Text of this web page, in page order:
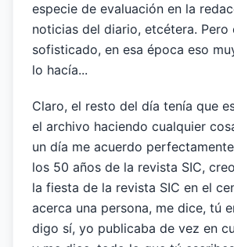
especie de evaluación en la
noticias del diario, etcétera. Pero
sofisticado, en esa época eso
lo hacía...
Claro, el resto del día tenía que
el archivo haciendo cualquier
un día me acuerdo
los 50 años de la revista SIC,
la fiesta de la revista SIC en el
acerca una persona, me dice, tú
digo sí, yo publicaba de vez en